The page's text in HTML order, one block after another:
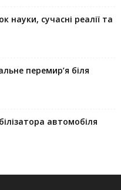
науки, сучасні реалії та
перемир’я біля
автомобіля